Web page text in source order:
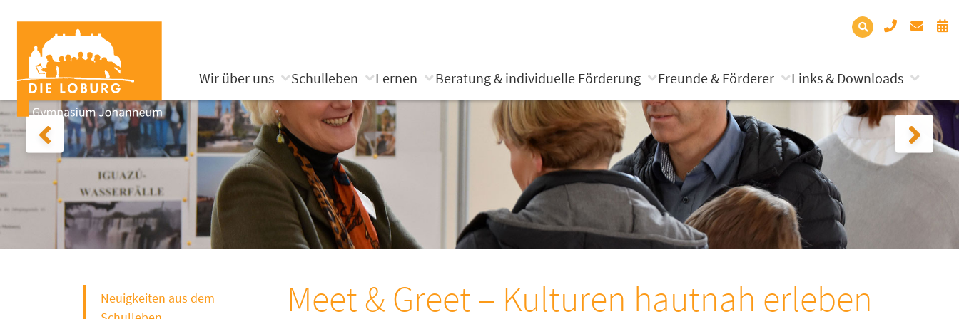
Wir über uns Schulleben Lernen Beratung & individuelle Förderung Freunde & Förderer Links & Downloads
Neuigkeiten aus dem
Meet & Greet – Kulturen hautnah erleben